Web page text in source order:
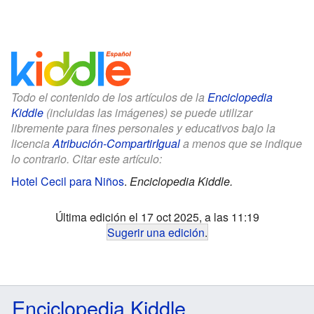
Todo el contenido de los artículos de la Enciclopedia
Kiddle (incluidas las imágenes) se puede utilizar
libremente para fines personales y educativos bajo la
licenciaAtribución-CompartirIguala menos que se indique
lo contrario. Citar este artículo:
Hotel Cecil para Niños. Enciclopedia Kiddle.
Última edición el 17 oct 2025, a las 11:19
Sugerir una edición.
Enciclopedia Kiddle